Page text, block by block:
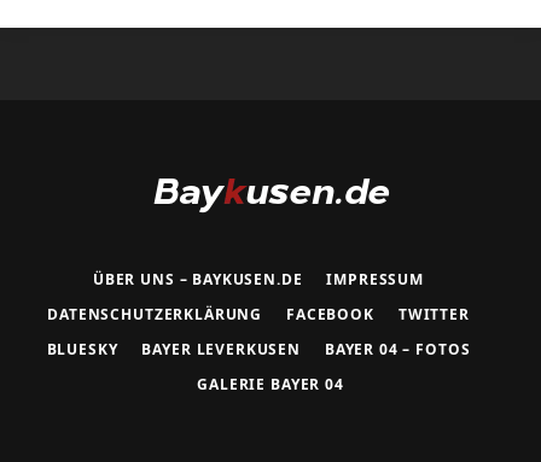
ÜBER UNS – BAYKUSEN.DE
IMPRESSUM
DATENSCHUTZERKLÄRUNG
FACEBOOK
TWITTER
BLUESKY
BAYER LEVERKUSEN
BAYER 04 – FOTOS
GALERIE BAYER 04